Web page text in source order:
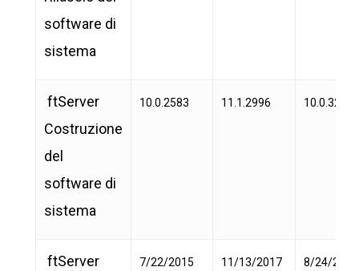
software di
sistema
ftServer
Costruzione
del
software di
sistema
10.0.2583 11.1.2996 10.0.3209
ftServer
7/22/2015 11/13/2017 8/24/2018